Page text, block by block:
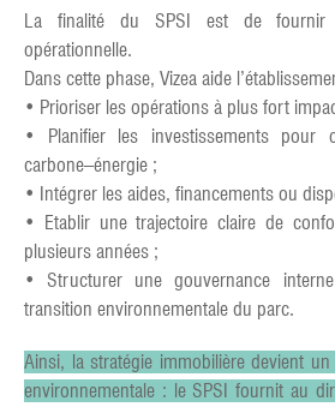
La finalité du SPSI est de
opérationnelle.
Dans cette phase, Vizea aide
• Prioriser les opérations à plus fort
• Planifier les investissements pour
carbone–énergie ;
• Intégrer les aides, financements ou
• Etablir une trajectoire claire de
plusieurs années ;
• Structurer une gouvernance
transition environnementale du parc.
Ainsi, la stratégie immobilière devient
environnementale : le SPSI fournit au